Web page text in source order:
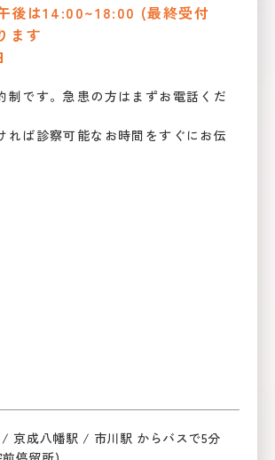
後は14:00~18:00 (最終受付
ます
制です。急患の方はまずお電話くだ
れば診察可能なお時間をすぐにお伝
京成八幡駅 / 市川駅 からバスで5分